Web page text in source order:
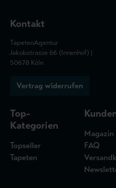
Kontakt
TapetenAgentur
Jakobstrasse 66 (Innenhof) |
50678 Köln
Vertrag widerrufen
Top-
Kategorien
Topseller
Tapeten
Magazin
FAQ